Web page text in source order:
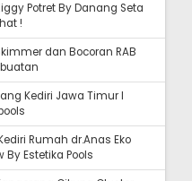
Potret By Danang Seta
!
dan Bocoran RAB
Kediri Jawa Timur I
Rumah dr.Anas Eko
By Estetika Pools